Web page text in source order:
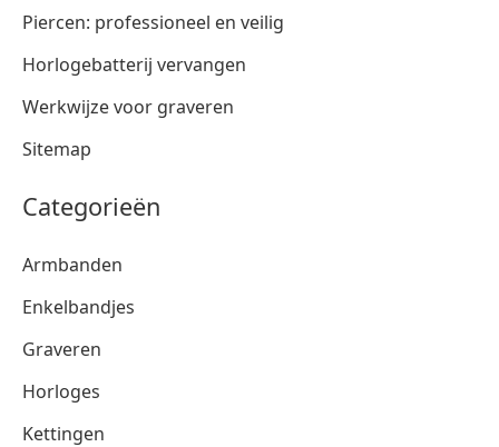
Piercen: professioneel en veilig
Horlogebatterij vervangen
Werkwijze voor graveren
Sitemap
Categorieën
Armbanden
Enkelbandjes
Graveren
Horloges
Kettingen